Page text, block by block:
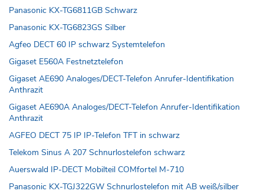
Panasonic KX-TG6811GB Schwarz
Panasonic KX-TG6823GS Silber
Agfeo DECT 60 IP schwarz Systemtelefon
Gigaset E560A Festnetztelefon
Gigaset AE690 Analoges/DECT-Telefon Anrufer-Identifikation
Anthrazit
Gigaset AE690A Analoges/DECT-Telefon Anrufer-Identifikation
Anthrazit
AGFEO DECT 75 IP IP-Telefon TFT in schwarz
Telekom Sinus A 207 Schnurlostelefon schwarz
Auerswald IP-DECT Mobilteil COMfortel M-710
Panasonic KX-TGJ322GW Schnurlostelefon mit AB weiß/silber